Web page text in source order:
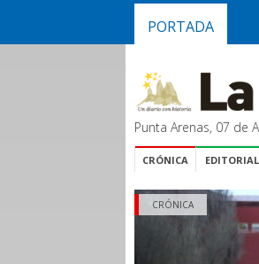
PORTADA
Punta Arenas, 07 de
CRÓNICA EDITORIAL
CRÓNICA